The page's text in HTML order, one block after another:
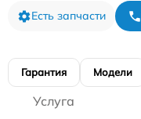
Есть запчасти
Гарантия Модели
Услуга